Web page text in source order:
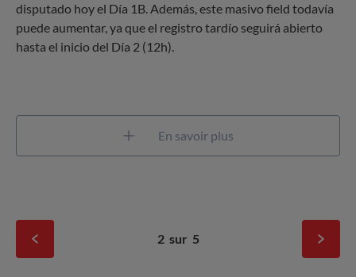
disputado hoy el Día 1B. Además, este masivo field todavía
puede aumentar, ya que el registro tardío seguirá abierto
hasta el inicio del Día 2 (12h).
En savoir plus
2 sur 5